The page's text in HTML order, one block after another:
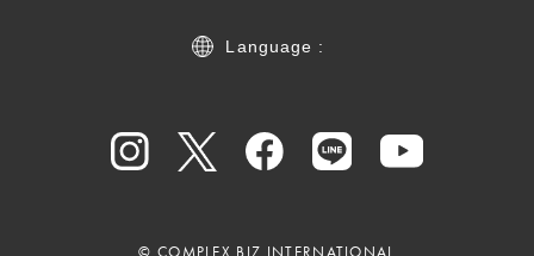
Language :